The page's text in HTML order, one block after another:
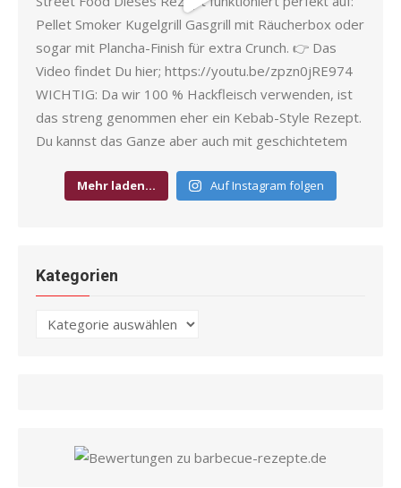
Mehr laden… Auf Instagram folgen
Kategorien
Kategorien